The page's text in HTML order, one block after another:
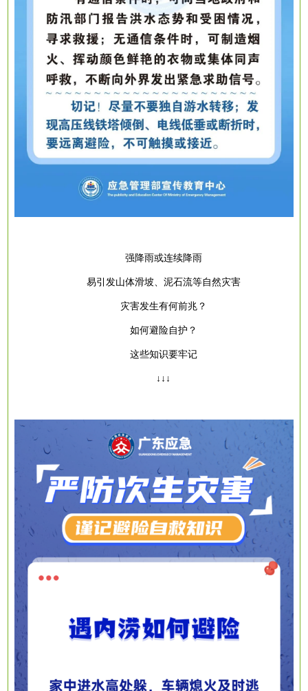
强降雨或连续降雨
易引发山体滑坡、泥石流等自然灾害
灾害发生有何前兆？
如何避险自护？
这些知识要牢记
↓↓↓